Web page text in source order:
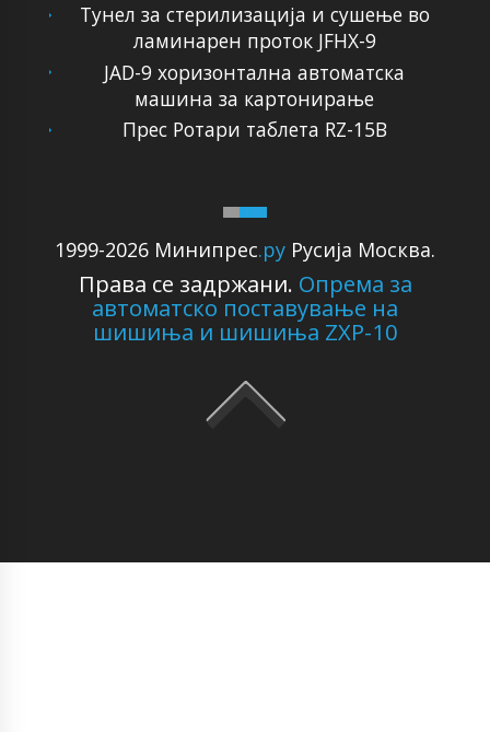
1999-2026 Минипрес.ру Русија Москва.
Права се задржани. Опрема за
автоматско поставување на
шишиња и шишиња ZXP-10
Тунел за стерилизација и сушење во
ламинарен проток JFHX-9
JAD-9 хоризонтална автоматска
машина за картонирање
Прес Ротари таблета RZ-15B